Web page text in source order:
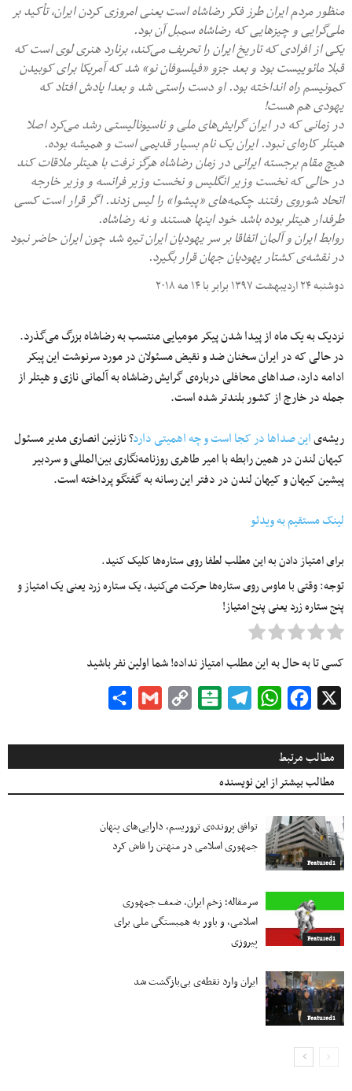
منظور مردم ایران طرز فکر رضاشاه است یعنی امروزی کردن ایران، تأکید بر
ملی‌گرایی و چیزهایی که رضاشاه سمبل آن بود.
یکی از افرادی که تاریخ ایران را تحریف می‌کند، برنارد هنری لوی است که
قبلا مائوییست بود و بعد جزو «فیلسوفان نو» شد که آمریکا برای کوبیدن
کمونیسم راه انداخته بود. او دست راستی شد و بعدا یادش افتاد که
یهودی هم هست!
در زمانی که در ایران گرایش‌های ملی و ناسیونالیستی رشد می‌کرد اصلا
هیتلر کاره‌ای نبود. ایران یک نام بسیار قدیمی است و همیشه بوده.
هیچ مقام برجسته ایرانی در زمان رضاشاه هرگز نرفت با هیتلر ملاقات کند
در حالی که نخست وزیر انگلیس و نخست وزیر فرانسه و وزیر خارجه
اتحاد شوروی رفتند چکمه‌های «پیشوا» را لیس زدند. اگر قرار است کسی
طرفدار هیتلر بوده باشد خود اینها هستند و نه رضاشاه.
روابط ایران و آلمان اتفاقا بر سر یهودیان ایران تیره شد چون ایران حاضر نبود
در نقشه‌ی کشتار یهودیان جهان قرار بگیرد.
دوشنبه ۲۴ اردیبهشت ۱۳۹۷ برابر با ۱۴ مه ۲۰۱۸
نزدیک به یک ماه از پیدا شدن پیکر مومیایی منتسب به رضاشاه بزرگ می‌گذرد.
در حالی که در ایران سخنان ضد و نقیض مسئولان در مورد سرنوشت این پیکر
ادامه دارد، صداهای محافلی درباره‌ی گرایش رضاشاه به آلمانی نازی و هیتلر از
جمله در خارج از کشور بلندتر شده است.
ریشه‌یاین صداها در کجا است و چه اهمیتی دارد؟ نازنین انصاری مدیر مسئول
کیهان لندن در همین رابطه با امیر طاهری روزنامه‌نگاری بین‌المللی و سردبیر
پیشین کیهان و کیهان لندن در دفتر این رسانه به گفتگو پرداخته است.
لینک مستقیم به ویدئو
برای امتیاز دادن به این مطلب لطفا روی ستاره‌ها کلیک کنید.
توجه: وقتی با ماوس روی ستاره‌ها حرکت می‌کنید، یک ستاره زرد یعنی یک امتیاز و
پنج ستاره زرد یعنی پنج امتیاز!
کسی تا به حال به این مطلب امتیاز نداده! شما اولین نفر باشید
Facebook
WhatsApp
Telegram
Balatarin
Copy
Gmail
مطالب مرتبط
مطالب بیشتر از این نویسنده
Featured1
توافق پرونده‌ی تروریسم، دارایی‌های پنهان
جمهوری اسلامی در منهتن را فاش کرد
Featured1
سرمقاله؛ زخم ایران، ضعف جمهوری
اسلامی، و باور به همبستگی ملی برای
پیروزی
Featured1
ایران وارد نقطه‌ی بی‌بازگشت شد